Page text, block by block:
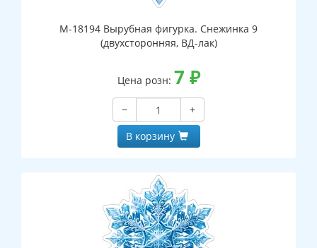
М-18194 Вырубная фигурка. Снежинка 9
(двухсторонняя, ВД-лак)
Цена розн: 7 ₽
−
+
В корзину